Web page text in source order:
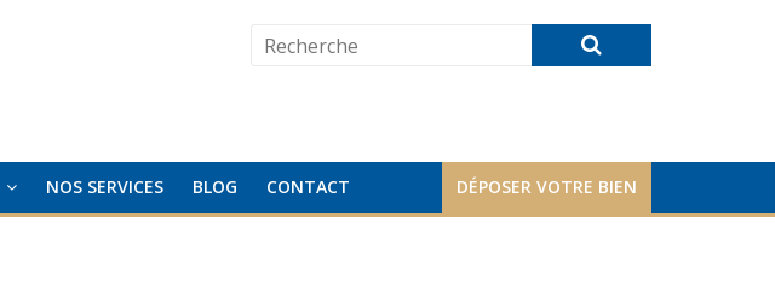
NOS SERVICES BLOG CONTACT DÉPOSER VOTRE BIEN